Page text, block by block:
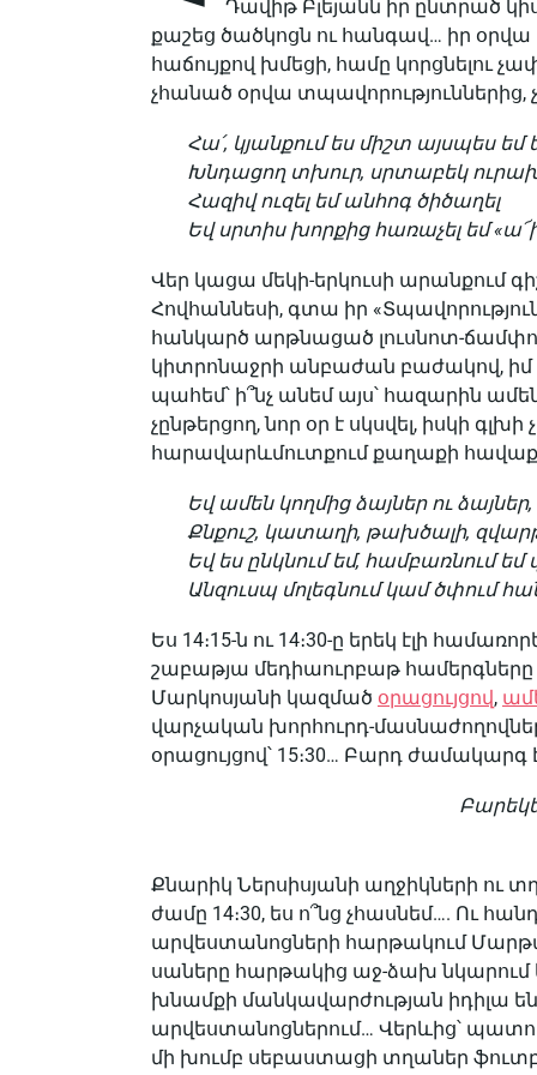
Դավիթ Բլեյանն իր ընտրած
քաշեց ծածկոցն ու հանգավ… իր օրվա
հաճույքով խմեցի, համը կորցնելու
չհանած օրվա տպավորություններից,
Հա՛, կյանքում ես միշտ այսպես եմ
Խնդացող տխուր, սրտաբեկ
Հազիվ ուզել եմ անհոգ ծիծաղել
Եվ սրտիս խորքից հառաչել եմ
Վեր կացա մեկի-երկուսի արանքում
Հովհաննեսի, գտա իր
հանկարծ արթնացած լուսնոտ-
կիտրոնաջրի անբաժան բաժակով, իմ
պահեմ՝ ի՞նչ անեմ այս՝ հազարին
չընթերցող, նոր օր է սկսվել, իսկի
հարավարևմուտքում քաղաքի
Եվ ամեն կողմից ձայներ ու ձայներ,
Քնքուշ, կատաղի, թախծալի,
Եվ ես ընկնում եմ, համբառնում եմ
Անզուսպ մոլեգնում կամ ծփում
Ես 14։15-ն ու 14։30-ը երեկ էլի
շաբաթյա մեդիաուրբաթ
Մարկոսյանի կազմած օրացույցով,
վարչական խորհուրդ-
օրացույցով՝ 15։30… Բարդ
Քնարիկ Ներսիսյանի աղջիկների ու
ժամը 14։30, ես ո՞նց չհասնեմ…. Ու
արվեստանոցների հարթակում
սաները հարթակից աջ-ձախ նկարում
խնամքի մանկավարժության իդիլա են
արվեստանոցներում… Վերևից՝
մի խումբ սեբաստացի տղաներ